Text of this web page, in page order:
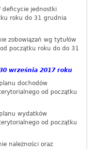
deficycie jednostki
roku do 31 grudnia
zobowiązań wg tytułów
początku roku do do 31
września 2017 roku
dochodów
od początku
wydatków
od początku
należności oraz